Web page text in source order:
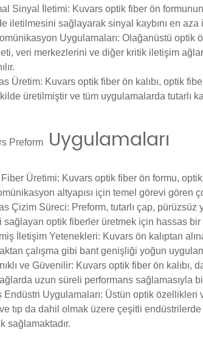
Sinyal İletimi: Kuvars optik fiber ön
iletilmesini sağlayarak sinyal kaybını en aza
Uygulamaları: Olağanüstü optik
veri merkezlerini ve diğer kritik iletişim
Üretim: Kuvars optik fiber ön kalıbı, optik
üretilmiştir ve tüm uygulamalarda tutarlı
Preform Uygulamaları
Üretimi: Kuvars optik fiber ön formu,
altyapısı için temel görevi gören
Çizim Süreci: Preform, tutarlı çap,
sağlayan optik fiberler üretmek için hassas bir
İletişim Yetenekleri: Kuvars ön kalıptan
çalışma gibi bant genişliği yoğun
ve Güvenilir: Kuvars optik fiber ön kalıbı,
uzun süreli performans sağlamasıyla
Endüstri Uygulamaları: Üstün optik özellikleri
tıp da dahil olmak üzere çeşitli
sağlamaktadır.